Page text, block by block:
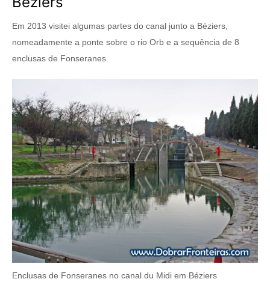
Em 2013 visitei algumas partes do canal junto a Béziers,
nomeadamente a ponte sobre o rio Orb e a sequência de 8
enclusas de Fonseranes.
Enclusas de Fonseranes no canal du Midi em Béziers